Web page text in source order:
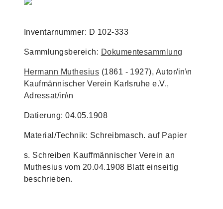
Inventarnummer: D 102-333
Sammlungsbereich: Dokumentesammlung
Hermann Muthesius (1861 - 1927), Autor/in\n
Kaufmännischer Verein Karlsruhe e.V.,
Adressat/in\n
Datierung: 04.05.1908
Material/Technik: Schreibmasch. auf Papier
s. Schreiben Kauffmännischer Verein an
Muthesius vom 20.04.1908 Blatt einseitig
beschrieben.